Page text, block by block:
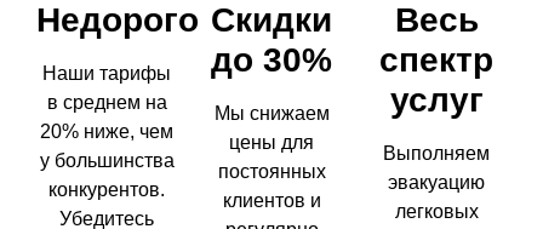
Недорого
Наши тарифы
в среднем на
20% ниже, чем
у большинства
конкурентов.
Убедитесь
Скидки
до 30%
Мы снижаем
цены для
постоянных
клиентов и
Весь
спектр
услуг
Выполняем
эвакуацию
легковых